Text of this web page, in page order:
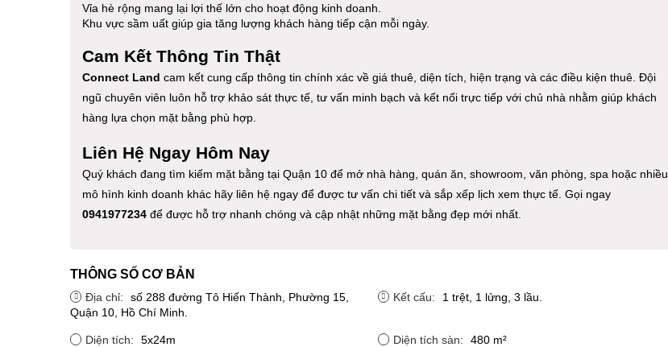
Vỉa hè rộng mang lại lợi thế lớn cho hoạt động kinh doanh.
Khu vực sầm uất giúp gia tăng lượng khách hàng tiếp cận mỗi ngày.
Cam Kết Thông Tin Thật
Connect Land cam kết cung cấp thông tin chính xác về giá thuê, diện tích, hiện trạng và các điều kiện thuê. Đội
ngũ chuyên viên luôn hỗ trợ khảo sát thực tế, tư vấn minh bạch và kết nối trực tiếp với chủ nhà nhằm giúp khách
hàng lựa chọn mặt bằng phù hợp.
Liên Hệ Ngay Hôm Nay
Quý khách đang tìm kiếm mặt bằng tại Quận 10 để mở nhà hàng, quán ăn, showroom, văn phòng, spa hoặc nhiều
mô hình kinh doanh khác hãy liên hệ ngay để được tư vấn chi tiết và sắp xếp lịch xem thực tế. Gọi ngay
0941977234 để được hỗ trợ nhanh chóng và cập nhật những mặt bằng đẹp mới nhất.
THÔNG SỐ CƠ BẢN
Địa chỉ:
số 288 đường Tô Hiến Thành, Phường 15,
Quận 10, Hồ Chí Minh.
Kết cấu: 1 trệt, 1 lửng, 3 lầu.
Diện tích: 5x24m Diện tích sàn: 480 m²